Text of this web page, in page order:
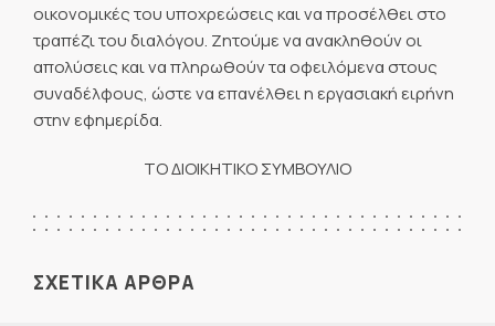
οικονομικές του υποχρεώσεις και να προσέλθει στο
τραπέζι του διαλόγου. Ζητούμε να ανακληθούν οι
απολύσεις και να πληρωθούν τα οφειλόμενα στους
συναδέλφους, ώστε να επανέλθει η εργασιακή ειρήνη
στην εφημερίδα.
ΤΟ ΔΙΟΙΚΗΤΙΚΟ ΣΥΜΒΟΥΛΙΟ
ΣΧΕΤΙΚΑ ΑΡΘΡΑ